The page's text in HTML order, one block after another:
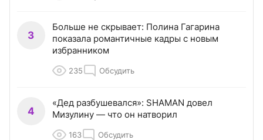
3
Больше не скрывает: Полина Гагарина
показала романтичные кадры с новым
избранником
235 Обсудить
4
«Дед разбушевался»: SHAMAN довел
Мизулину — что он натворил
163 Обсудить